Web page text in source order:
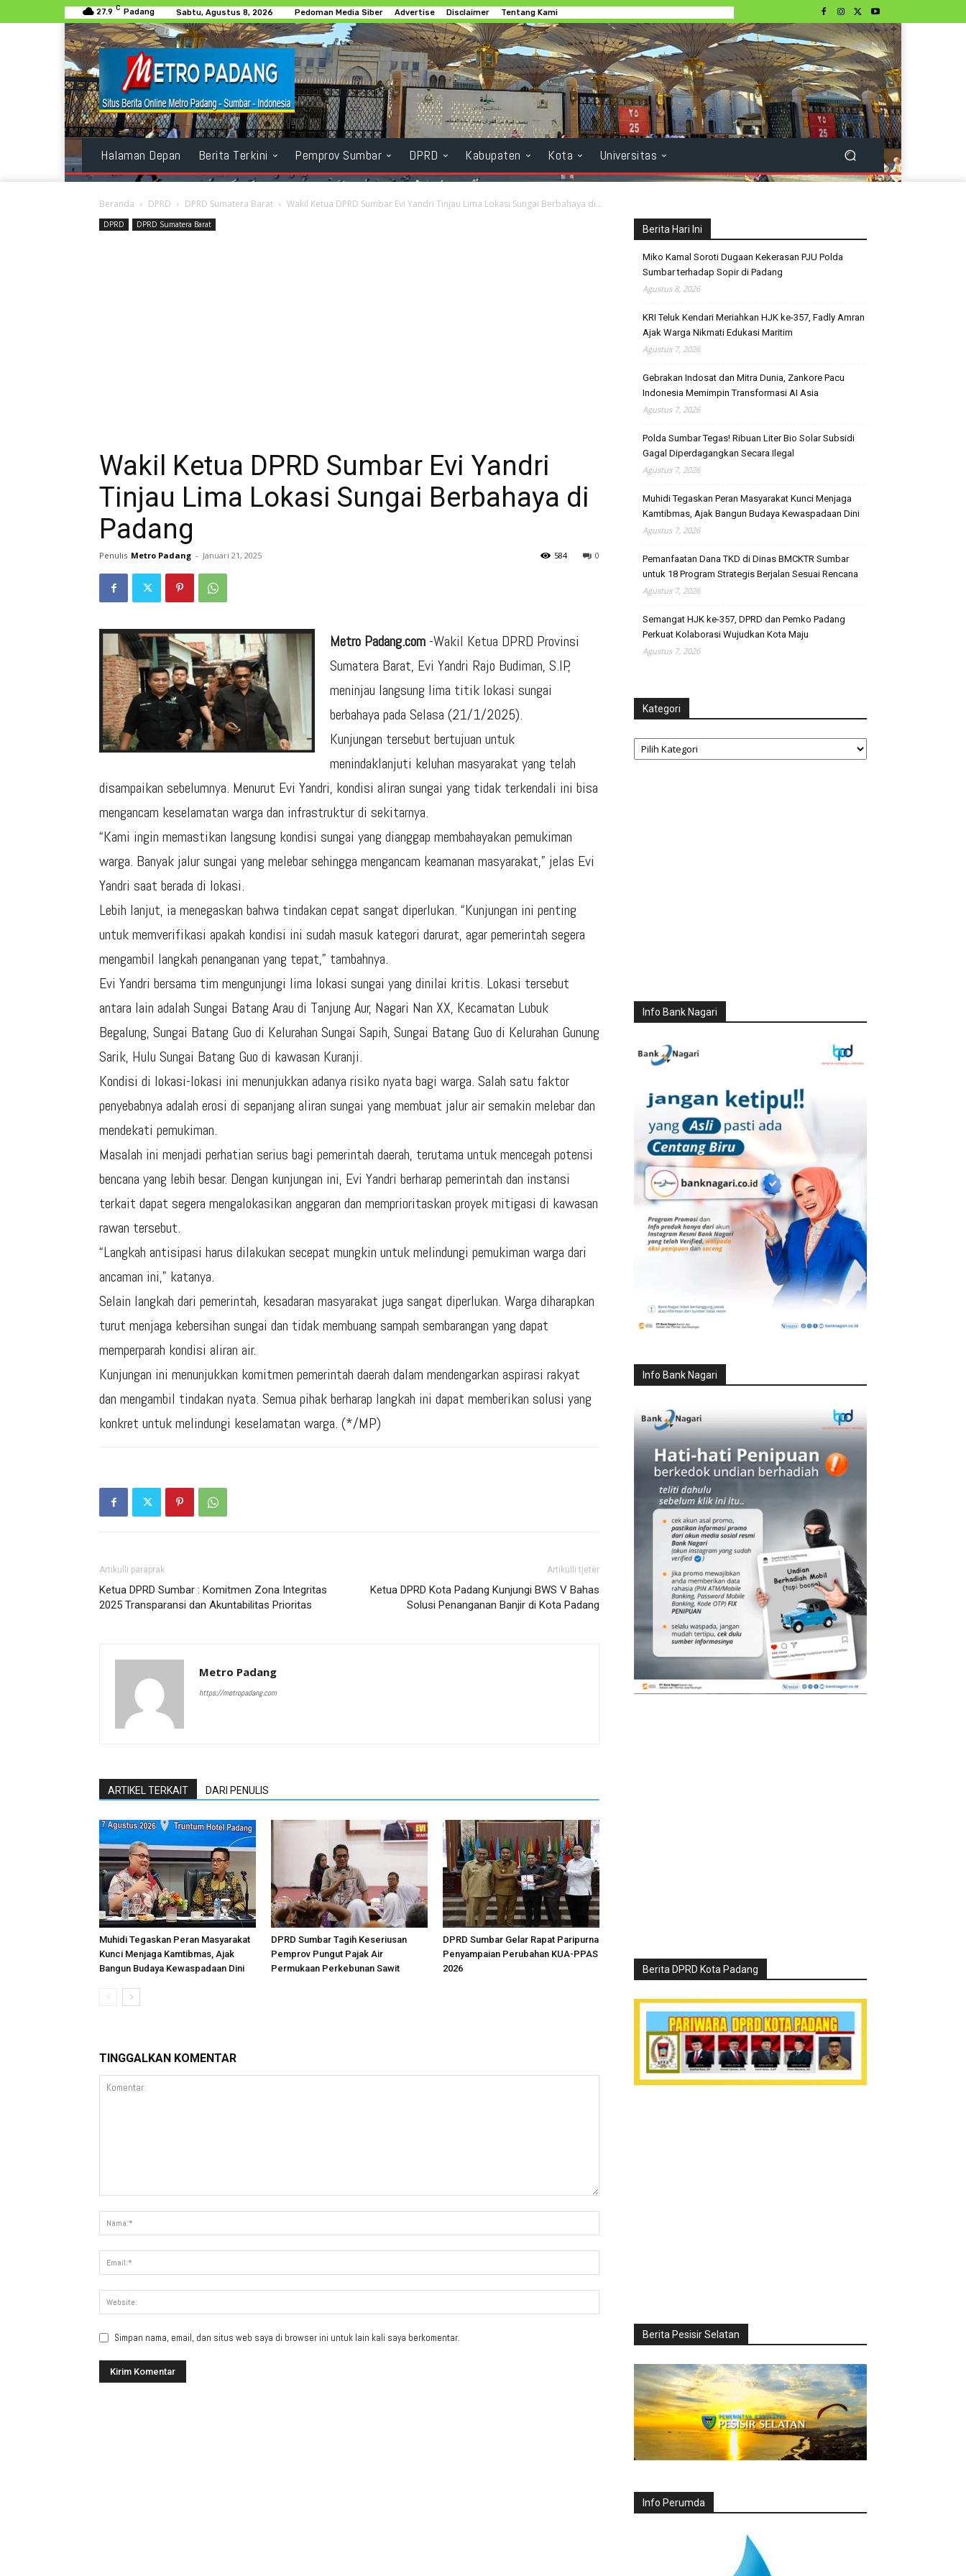
27.9 C Padang Sabtu, Agustus 8, 2026 Pedoman Media Siber Advertise Disclaimer Tentang Kami
Halaman Depan Berita Terkini Pemprov Sumbar DPRD Kabupaten Kota Universitas
Beranda DPRD DPRD Sumatera Barat Wakil Ketua DPRD Sumbar Evi Yandri Tinjau Lima Lokasi Sungai Berbahaya di...
DPRD DPRD Sumatera Barat
Wakil Ketua DPRD Sumbar Evi Yandri
Tinjau Lima Lokasi Sungai Berbahaya di
Padang
Penulis Metro Padang - Januari 21, 2025 0
584
Metro Padang.com -Wakil Ketua DPRD Provinsi
Sumatera Barat, Evi Yandri Rajo Budiman, S.IP,
meninjau langsung lima titik lokasi sungai
berbahaya pada Selasa (21/1/2025).
Kunjungan tersebut bertujuan untuk
menindaklanjuti keluhan masyarakat yang telah
disampaikan sebelumnya. Menurut Evi Yandri, kondisi aliran sungai yang tidak terkendali ini bisa
mengancam keselamatan warga dan infrastruktur di sekitarnya.
“Kami ingin memastikan langsung kondisi sungai yang dianggap membahayakan pemukiman
warga. Banyak jalur sungai yang melebar sehingga mengancam keamanan masyarakat,” jelas Evi
Yandri saat berada di lokasi.
Lebih lanjut, ia menegaskan bahwa tindakan cepat sangat diperlukan. “Kunjungan ini penting
untuk memverifikasi apakah kondisi ini sudah masuk kategori darurat, agar pemerintah segera
mengambil langkah penanganan yang tepat,” tambahnya.
Evi Yandri bersama tim mengunjungi lima lokasi sungai yang dinilai kritis. Lokasi tersebut
antara lain adalah Sungai Batang Arau di Tanjung Aur, Nagari Nan XX, Kecamatan Lubuk
Begalung, Sungai Batang Guo di Kelurahan Sungai Sapih, Sungai Batang Guo di Kelurahan Gunung
Sarik, Hulu Sungai Batang Guo di kawasan Kuranji.
Kondisi di lokasi-lokasi ini menunjukkan adanya risiko nyata bagi warga. Salah satu faktor
penyebabnya adalah erosi di sepanjang aliran sungai yang membuat jalur air semakin melebar dan
mendekati pemukiman.
Masalah ini menjadi perhatian serius bagi pemerintah daerah, terutama untuk mencegah potensi
bencana yang lebih besar. Dengan kunjungan ini, Evi Yandri berharap pemerintah dan instansi
terkait dapat segera mengalokasikan anggaran dan memprioritaskan proyek mitigasi di kawasan
rawan tersebut.
“Langkah antisipasi harus dilakukan secepat mungkin untuk melindungi pemukiman warga dari
ancaman ini,” katanya.
Selain langkah dari pemerintah, kesadaran masyarakat juga sangat diperlukan. Warga diharapkan
turut menjaga kebersihan sungai dan tidak membuang sampah sembarangan yang dapat
memperparah kondisi aliran air.
Kunjungan ini menunjukkan komitmen pemerintah daerah dalam mendengarkan aspirasi rakyat
dan mengambil tindakan nyata. Semua pihak berharap langkah ini dapat memberikan solusi yang
konkret untuk melindungi keselamatan warga. (*/MP)
Artikulli paraprak
Ketua DPRD Sumbar : Komitmen Zona Integritas
2025 Transparansi dan Akuntabilitas Prioritas
Artikulli tjetër
Ketua DPRD Kota Padang Kunjungi BWS V Bahas
Solusi Penanganan Banjir di Kota Padang
Metro Padang
https://metropadang.com
ARTIKEL TERKAIT DARI PENULIS
Muhidi Tegaskan Peran Masyarakat
Kunci Menjaga Kamtibmas, Ajak
Bangun Budaya Kewaspadaan Dini
DPRD Sumbar Tagih Keseriusan
Pemprov Pungut Pajak Air
Permukaan Perkebunan Sawit
DPRD Sumbar Gelar Rapat Paripurna
Penyampaian Perubahan KUA-PPAS
2026
TINGGALKAN KOMENTAR
Simpan nama, email, dan situs web saya di browser ini untuk lain kali saya berkomentar.
Berita Hari Ini
Miko Kamal Soroti Dugaan Kekerasan PJU Polda
Sumbar terhadap Sopir di Padang
Agustus 8, 2026
KRI Teluk Kendari Meriahkan HJK ke-357, Fadly Amran
Ajak Warga Nikmati Edukasi Maritim
Agustus 7, 2026
Gebrakan Indosat dan Mitra Dunia, Zankore Pacu
Indonesia Memimpin Transformasi AI Asia
Agustus 7, 2026
Polda Sumbar Tegas! Ribuan Liter Bio Solar Subsidi
Gagal Diperdagangkan Secara Ilegal
Agustus 7, 2026
Muhidi Tegaskan Peran Masyarakat Kunci Menjaga
Kamtibmas, Ajak Bangun Budaya Kewaspadaan Dini
Agustus 7, 2026
Pemanfaatan Dana TKD di Dinas BMCKTR Sumbar
untuk 18 Program Strategis Berjalan Sesuai Rencana
Agustus 7, 2026
Semangat HJK ke-357, DPRD dan Pemko Padang
Perkuat Kolaborasi Wujudkan Kota Maju
Agustus 7, 2026
Kategori
Kategori
Info Bank Nagari
Info Bank Nagari
Berita DPRD Kota Padang
Berita Pesisir Selatan
Info Perumda